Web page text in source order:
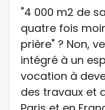
"4 000 m2 de
quatre fois
prière" ? Non,
intégré à un
vocation à
des travaux et